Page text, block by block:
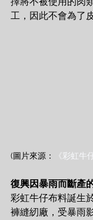
工，因此不會為了
(圖片來源： 《彩虹牛
復興因暴雨而斷產
彩虹牛仔布料誕生
褲縫紉廠，受暴雨